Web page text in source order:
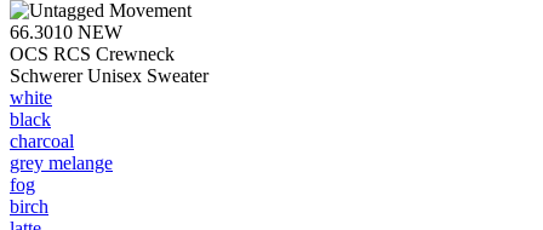
66.3010 NEW
OCS RCS Crewneck
Schwerer Unisex Sweater
white
black
charcoal
grey melange
fog
birch